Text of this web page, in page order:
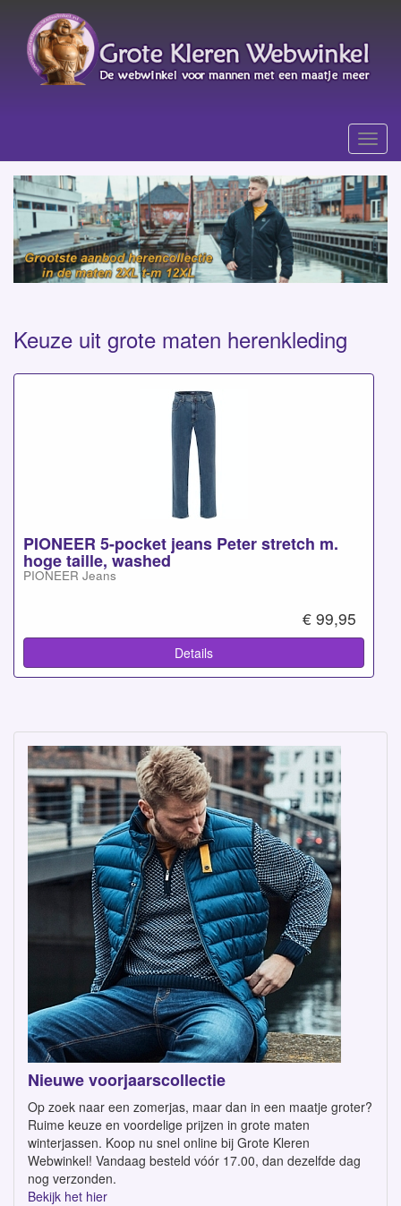
Menu
Grote Maten
Keuze uit grote maten herenkleding
PIONEER 5-pocket jeans Peter stretch m.
hoge taille, washed
PIONEER Jeans
€ 99,95
Details
Nieuwe voorjaarscollectie
Op zoek naar een zomerjas, maar dan in een maatje groter?
Ruime keuze en voordelige prijzen in grote maten
winterjassen. Koop nu snel online bij Grote Kleren
Webwinkel! Vandaag besteld vóór 17.00, dan dezelfde dag
nog verzonden.
Bekijk het hier